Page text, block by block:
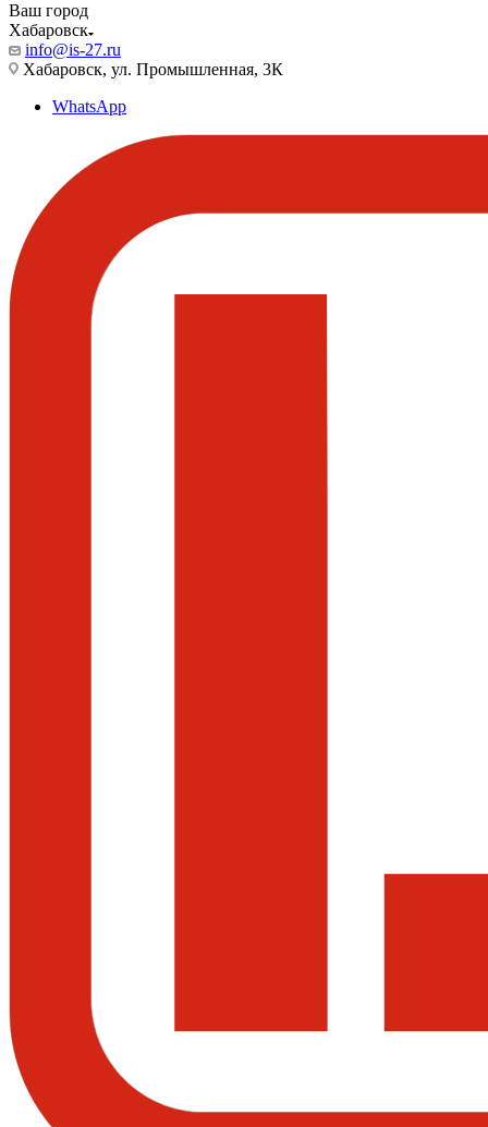
Ваш город
Хабаровск
info@is-27.ru
Хабаровск, ул. Промышленная, 3К
WhatsApp